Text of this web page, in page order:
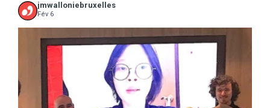
jmwalloniebruxelles
Fév 6